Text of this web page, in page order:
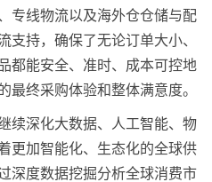
专线物流以及海外仓仓储与配
支持，确保了无论订单大小、
都能安全、准时、成本可控地
最终采购体验和整体满意度。
续深化大数据、人工智能、物
更加智能化、生态化的全球供
深度数据挖掘分析全球消费市